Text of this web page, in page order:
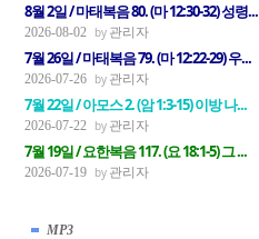
8월 2일 / 마태복음 80. (마 12:30-32) 성령...
2026-08-02 관리자
7월 26일 / 마태복음 79. (마 12:22-29) 우...
2026-07-26 관리자
7월 22일 / 아모스 2. (암 1:3-15) 이방 나...
2026-07-22 관리자
7월 19일 / 요한복음 117. (요 18:1-5) 그 ...
2026-07-19 관리자
MP3